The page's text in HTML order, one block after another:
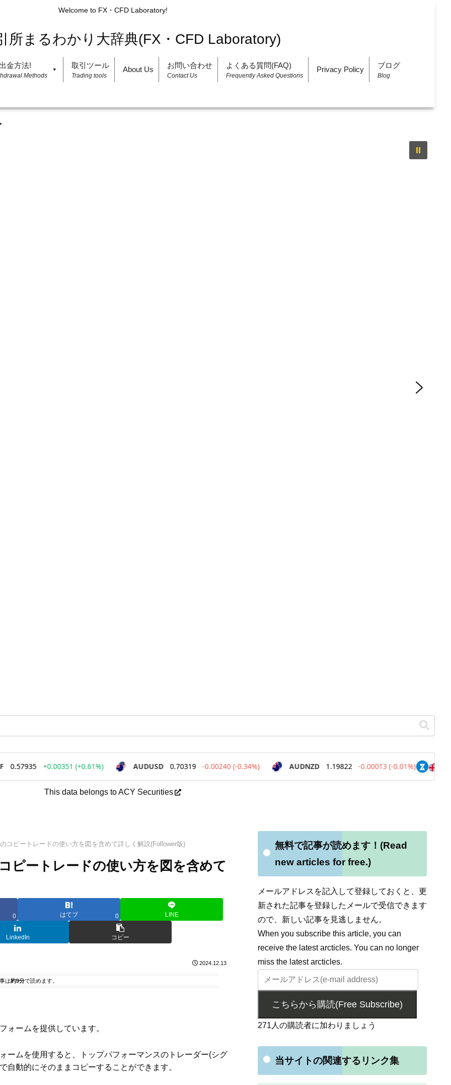
Welcome to FX・CFD Laboratory!
金方法!
Methods
取引ツール
Trading tools
About Us お問い合わせ
Contact Us
よくある質問(FAQ)
Frequently Asked Questions
Privacy Policy ブログ
Blog
This data belongs to ACY Securities
コピートレードの使い方を図を含めて詳しく解説(Follower版)
ピートレードの使い方を図を含めて
0 はてブ 0 LINE
LinkedIn コピー
2024.12.13
は約9分で読めます。
ォームを提供しています。
ームを使用すると、トップパフォーマンスのトレーダー(シグ
動的にそのままコピーすることができます。
無料で記事が読めます！(Read
new articles for free.)
メールアドレスを記入して登録しておくと、更
新された記事を登録したメールで受信できます
ので、新しい記事を見逃しません。
When you subscribe this article, you can
receive the latest arcticles. You can no longer
miss the latest arcticles.
こちらから購読(Free Subscribe)
271人の購読者に加わりましょう
当サイトの関連するリンク集